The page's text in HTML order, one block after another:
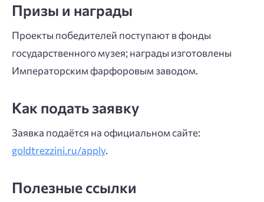
Призы и награды
Проекты победителей поступают в фонды
государственного музея; награды изготовлены
Императорским фарфоровым заводом.
Как подать заявку
Заявка подаётся на официальном сайте:
goldtrezzini.ru/apply.
Полезные ссылки